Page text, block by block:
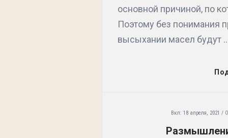
С
в
основной причиной, по
Поэтому без понимания
высыхании масел будут
Вкл: 18 апреля, 2021